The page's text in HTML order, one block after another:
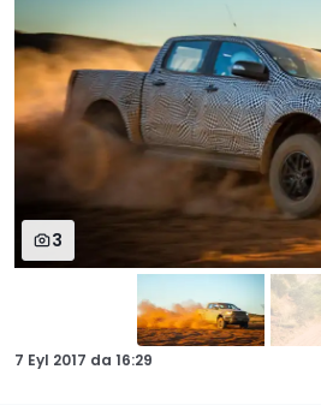
3
7 Eyl 2017 da 16:29